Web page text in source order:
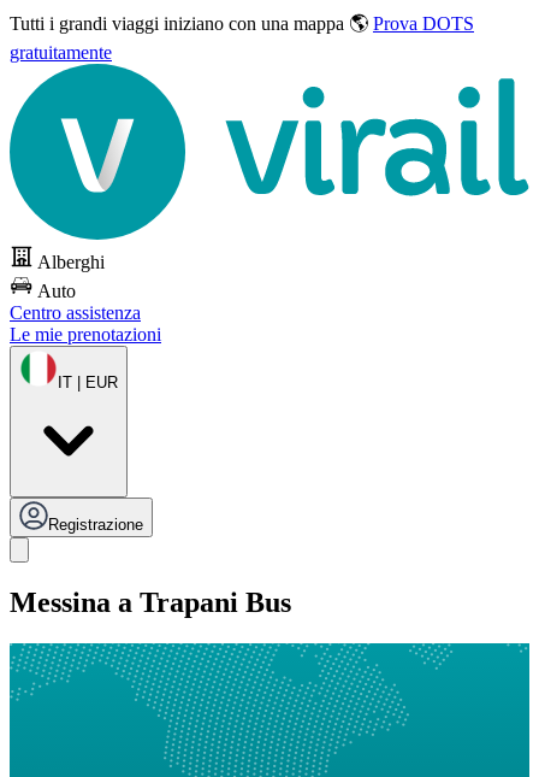
Tutti i grandi viaggi iniziano con una mappa 🌎 Prova DOTS
gratuitamente
Alberghi
Auto
Centro assistenza
Le mie prenotazioni
IT | EUR
Registrazione
Messina a Trapani Bus